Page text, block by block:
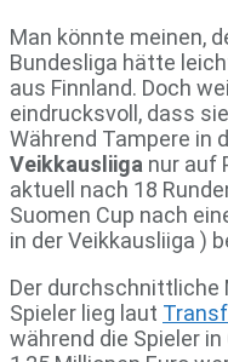
Man könnte meinen,
Bundesliga hätte
aus Finnland. Doch
eindrucksvoll, dass
Während Tampere in
Veikkausliiga nur auf
aktuell nach 18
Suomen Cup nach
in der Veikkausliiga )
Der
Spieler lieg laut
während die Spieler